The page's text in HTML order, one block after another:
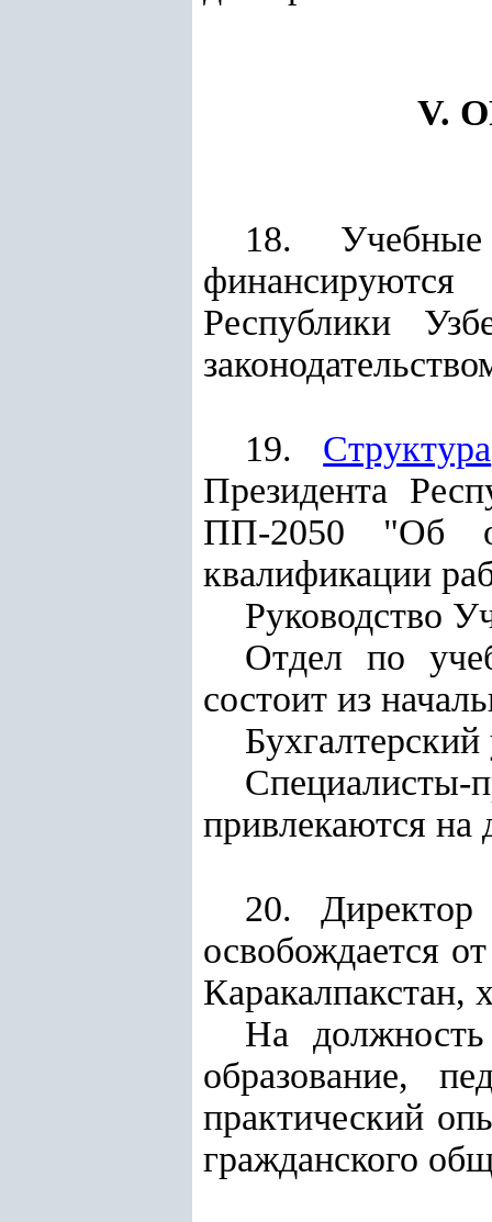
V.
18.
Республики
19. Структура
Президента
ПП-2050 "Об
квалификации
Руководство
Отдел по
состоит из
Специалисты-
привлекаются на
20.
освобождается
Каракалпакстан,
На
образование,
практический
гражданского